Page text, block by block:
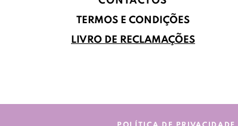
TERMOS E CONDIÇÕES
LIVRO DE RECLAMAÇÕES